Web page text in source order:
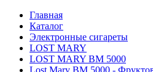
Главная
Каталог
Электронные сигареты
LOST MARY
LOST MARY BM 5000
Lost Mary BM 5000 -